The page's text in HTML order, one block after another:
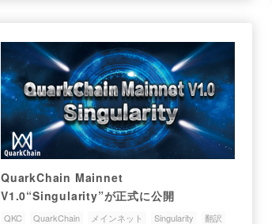
QuarkChain Mainnet
V1.0“Singularity”が正式に公開
QKC QuarkChain メインネット Singularity 翻訳